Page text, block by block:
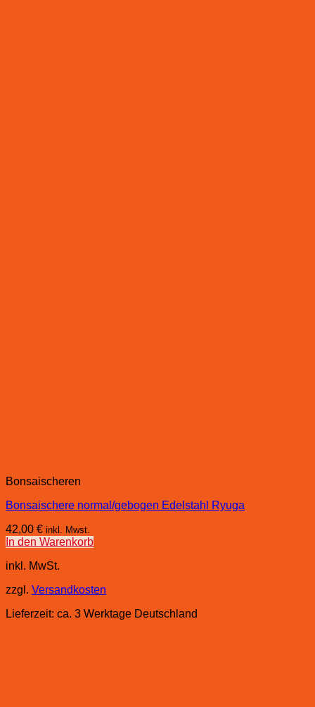
Bonsaischeren
Bonsaischere normal/gebogen Edelstahl Ryuga
42,00 € inkl. Mwst.
In den Warenkorb
inkl. MwSt.
zzgl. Versandkosten
Lieferzeit: ca. 3 Werktage Deutschland